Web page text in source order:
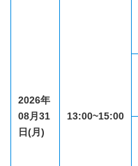
2026年
08月31
日(月)
13:00~15:00